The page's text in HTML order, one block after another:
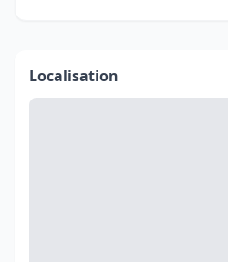
Localisation